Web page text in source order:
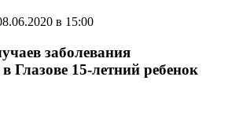
в 15:00
заболевания
Глазове 15-летний ребенок